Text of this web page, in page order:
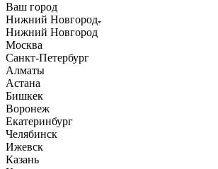
Ваш город
Нижний Новгород
Нижний Новгород
Москва
Санкт-Петербург
Алматы
Астана
Бишкек
Воронеж
Екатеринбург
Челябинск
Ижевск
Казань